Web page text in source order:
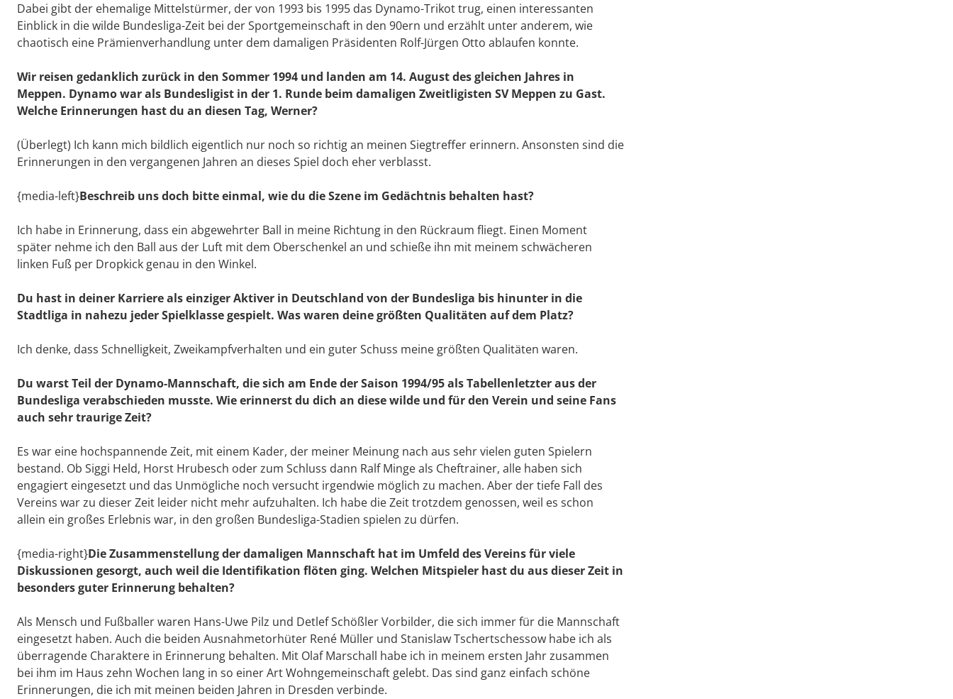
Dabei gibt der ehemalige Mittelstürmer, der von 1993 bis 1995 das Dynamo-Trikot trug, einen interessanten
Einblick in die wilde Bundesliga-Zeit bei der Sportgemeinschaft in den 90ern und erzählt unter anderem, wie
chaotisch eine Prämienverhandlung unter dem damaligen Präsidenten Rolf-Jürgen Otto ablaufen konnte.
Wir reisen gedanklich zurück in den Sommer 1994 und landen am 14. August des gleichen Jahres in
Meppen. Dynamo war als Bundesligist in der 1. Runde beim damaligen Zweitligisten SV Meppen zu Gast.
Welche Erinnerungen hast du an diesen Tag, Werner?
(Überlegt) Ich kann mich bildlich eigentlich nur noch so richtig an meinen Siegtreffer erinnern. Ansonsten sind die
Erinnerungen in den vergangenen Jahren an dieses Spiel doch eher verblasst.
{media-left}Beschreib uns doch bitte einmal, wie du die Szene im Gedächtnis behalten hast?
Ich habe in Erinnerung, dass ein abgewehrter Ball in meine Richtung in den Rückraum fliegt. Einen Moment
später nehme ich den Ball aus der Luft mit dem Oberschenkel an und schieße ihn mit meinem schwächeren
linken Fuß per Dropkick genau in den Winkel.
Du hast in deiner Karriere als einziger Aktiver in Deutschland von der Bundesliga bis hinunter in die
Stadtliga in nahezu jeder Spielklasse gespielt. Was waren deine größten Qualitäten auf dem Platz?
Ich denke, dass Schnelligkeit, Zweikampfverhalten und ein guter Schuss meine größten Qualitäten waren.
Du warst Teil der Dynamo-Mannschaft, die sich am Ende der Saison 1994/95 als Tabellenletzter aus der
Bundesliga verabschieden musste. Wie erinnerst du dich an diese wilde und für den Verein und seine Fans
auch sehr traurige Zeit?
Es war eine hochspannende Zeit, mit einem Kader, der meiner Meinung nach aus sehr vielen guten Spielern
bestand. Ob Siggi Held, Horst Hrubesch oder zum Schluss dann Ralf Minge als Cheftrainer, alle haben sich
engagiert eingesetzt und das Unmögliche noch versucht irgendwie möglich zu machen. Aber der tiefe Fall des
Vereins war zu dieser Zeit leider nicht mehr aufzuhalten. Ich habe die Zeit trotzdem genossen, weil es schon
allein ein großes Erlebnis war, in den großen Bundesliga-Stadien spielen zu dürfen.
{media-right}Die Zusammenstellung der damaligen Mannschaft hat im Umfeld des Vereins für viele
Diskussionen gesorgt, auch weil die Identifikation flöten ging. Welchen Mitspieler hast du aus dieser Zeit in
besonders guter Erinnerung behalten?
Als Mensch und Fußballer waren Hans-Uwe Pilz und Detlef Schößler Vorbilder, die sich immer für die Mannschaft
eingesetzt haben. Auch die beiden Ausnahmetorhüter René Müller und Stanislaw Tschertschessow habe ich als
überragende Charaktere in Erinnerung behalten. Mit Olaf Marschall habe ich in meinem ersten Jahr zusammen
bei ihm im Haus zehn Wochen lang in so einer Art Wohngemeinschaft gelebt. Das sind ganz einfach schöne
Erinnerungen, die ich mit meinen beiden Jahren in Dresden verbinde.